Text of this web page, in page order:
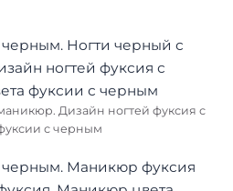
Дизайн ногтей фуксия с
с черным